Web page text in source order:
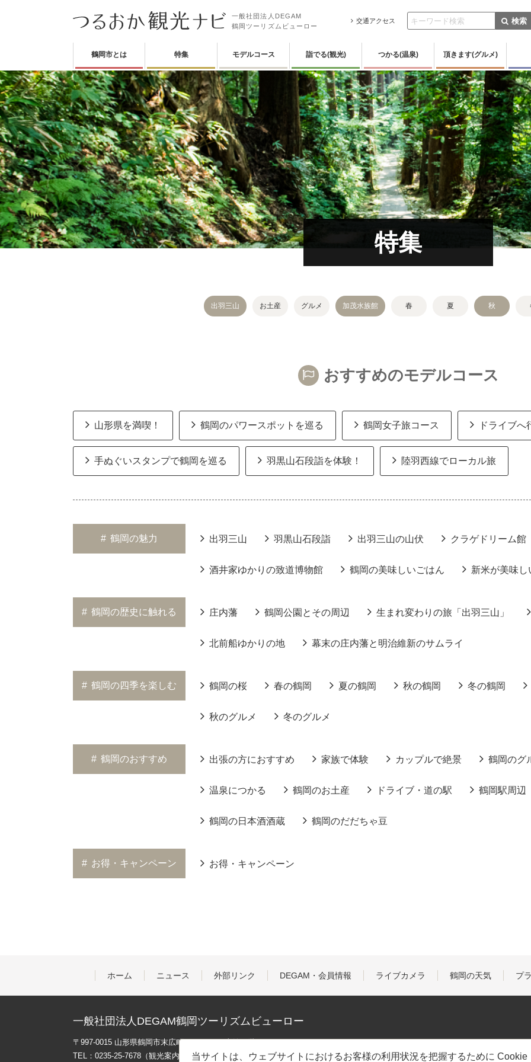
一般社団法人DEGAM
鶴岡ツーリズムビューロー
交通アクセス 検索
鶴岡市とは 特集 モデルコース 詣でる(観光) つかる(温泉) 頂きます(グルメ)
特集
出羽三山 お土産 グルメ 加茂水族館 春 夏 秋
おすすめのモデルコース
山形県を満喫！ 鶴岡のパワースポットを巡る 鶴岡女子旅コース ドライブへ
手ぬぐいスタンプで鶴岡を巡る 羽黒山石段詣を体験！ 陸羽西線でローカル旅
# 鶴岡の魅力 出羽三山 羽黒山石段詣 出羽三山の山伏 クラゲドリーム館
酒井家ゆかりの致道博物館 鶴岡の美味しいごはん 新米が美味し
# 鶴岡の歴史に触れる 庄内藩 鶴岡公園とその周辺 生まれ変わりの旅「出羽三山」
北前船ゆかりの地 幕末の庄内藩と明治維新のサムライ
# 鶴岡の四季を楽しむ 鶴岡の桜 春の鶴岡 夏の鶴岡 秋の鶴岡 冬の鶴岡
秋のグルメ 冬のグルメ
# 鶴岡のおすすめ 出張の方におすすめ 家族で体験 カップルで絶景 鶴岡のグ
温泉につかる 鶴岡のお土産 ドライブ・道の駅 鶴岡駅周辺
鶴岡の日本酒酒蔵 鶴岡のだだちゃ豆
# お得・キャンペーン お得・キャンペーン
ホーム ニュース 外部リンク DEGAM・会員情報 ライブカメラ 鶴岡の天気 プ
一般社団法人DEGAM鶴岡ツーリズムビューロー
〒997-0015 山形県鶴岡市末広町３-１マリカ東館２階
TEL：0235-25-7678（観光案内）
当サイトは、ウェブサイトにおけるお客様の利用状況を把握するために Cookie